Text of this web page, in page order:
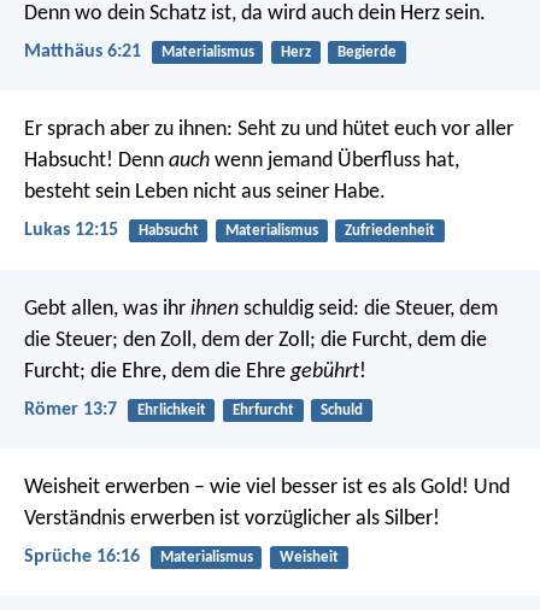
Denn wo dein Schatz ist, da wird auch dein Herz sein.
Matthäus 6:21 Materialismus Herz Begierde
Er sprach aber zu ihnen: Seht zu und hütet euch vor aller
Habsucht! Denn auch wenn jemand Überfluss hat,
besteht sein Leben nicht aus seiner Habe.
Lukas 12:15 Habsucht Materialismus Zufriedenheit
Gebt allen, was ihr ihnen schuldig seid: die Steuer, dem
die Steuer; den Zoll, dem der Zoll; die Furcht, dem die
Furcht; die Ehre, dem die Ehre gebührt!
Römer 13:7 Ehrlichkeit Ehrfurcht Schuld
Weisheit erwerben – wie viel besser ist es als Gold! Und
Verständnis erwerben ist vorzüglicher als Silber!
Sprüche 16:16 Materialismus Weisheit